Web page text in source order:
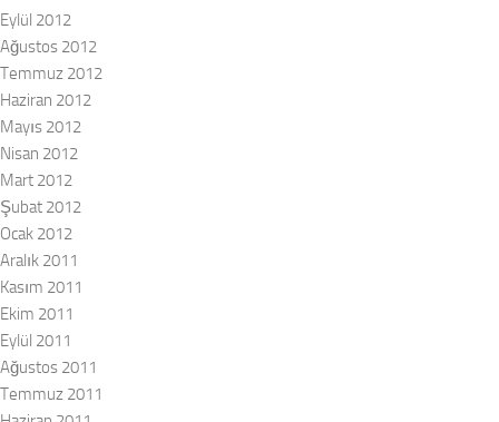
Eylül 2012
Ağustos 2012
Temmuz 2012
Haziran 2012
Mayıs 2012
Nisan 2012
Mart 2012
Şubat 2012
Ocak 2012
Aralık 2011
Kasım 2011
Ekim 2011
Eylül 2011
Ağustos 2011
Temmuz 2011